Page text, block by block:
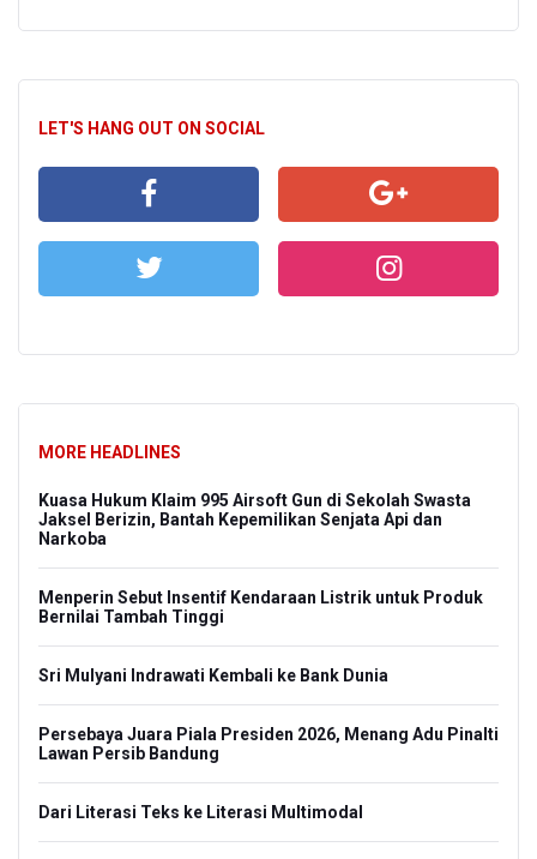
LET'S HANG OUT ON SOCIAL
MORE HEADLINES
Kuasa Hukum Klaim 995 Airsoft Gun di Sekolah Swasta
Jaksel Berizin, Bantah Kepemilikan Senjata Api dan
Narkoba
Menperin Sebut Insentif Kendaraan Listrik untuk Produk
Bernilai Tambah Tinggi
Sri Mulyani Indrawati Kembali ke Bank Dunia
Persebaya Juara Piala Presiden 2026, Menang Adu Pinalti
Lawan Persib Bandung
Dari Literasi Teks ke Literasi Multimodal